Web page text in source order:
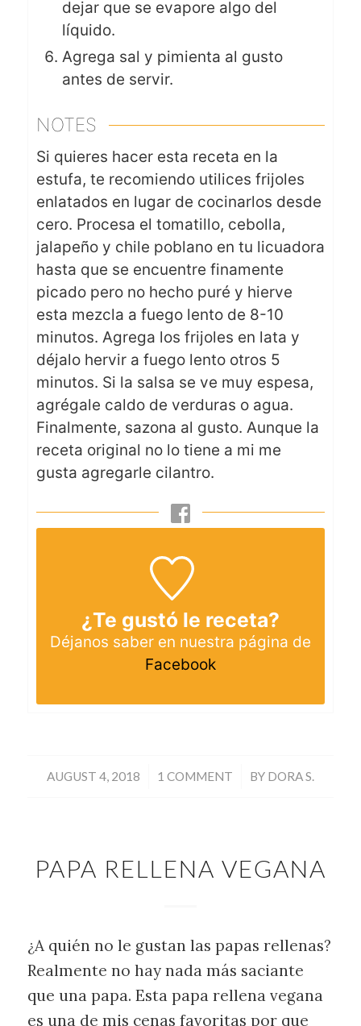
dejar que se evapore algo del
líquido.
Agrega sal y pimienta al gusto
antes de servir.
NOTES
Si quieres hacer esta receta en la
estufa, te recomiendo utilices frijoles
enlatados en lugar de cocinarlos desde
cero. Procesa el tomatillo, cebolla,
jalapeño y chile poblano en tu licuadora
hasta que se encuentre finamente
picado pero no hecho puré y hierve
esta mezcla a fuego lento de 8-10
minutos. Agrega los frijoles en lata y
déjalo hervir a fuego lento otros 5
minutos. Si la salsa se ve muy espesa,
agrégale caldo de verduras o agua.
Finalmente, sazona al gusto. Aunque la
receta original no lo tiene a mi me
gusta agregarle cilantro.
¿Te gustó le receta?
Déjanos saber en nuestra página de
Facebook
AUGUST 4, 2018
/ 1 COMMENT
/ BY DORA S.
PAPA RELLENA VEGANA
¿A quién no le gustan las papas rellenas?
Realmente no hay nada más saciante
que una papa. Esta papa rellena vegana
es una de mis cenas favoritas por que